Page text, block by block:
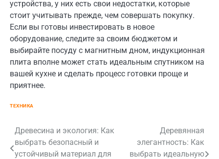
устройства, у них есть свои недостатки, которые
стоит учитывать прежде, чем совершать покупку.
Если вы готовы инвестировать в новое
оборудование, следите за своим бюджетом и
выбирайте посуду с магнитным дном, индукционная
плита вполне может стать идеальным спутником на
вашей кухне и сделать процесс готовки проще и
приятнее.
ТЕХНИКА
Навигация
по
Древесина и экология: Как
выбрать безопасный и
устойчивый материал для
Деревянная
элегантность: Как
выбрать идеальную